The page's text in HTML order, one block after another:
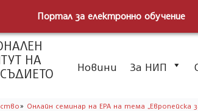
Портал за електронно обучение
НА
Новини За НИП
» Онлайн семинар на ЕРА на тема „Европейска